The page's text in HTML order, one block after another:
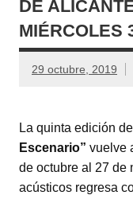
DE
MIÉRCOLES
29 octubre, 2019
La quinta edición de
Escenario” vuelve
de octubre al 27 de
acústicos regresa